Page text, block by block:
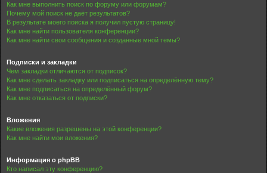
Как мне выполнить поиск по форуму или форумам?
Почему мой поиск не даёт результатов?
В результате моего поиска я получил пустую страницу!
Как мне найти пользователя конференции?
Как мне найти свои сообщения и созданные мной темы?
Подписки и закладки
Чем закладки отличаются от подписок?
Как мне сделать закладку или подписаться на определённую тему?
Как мне подписаться на определённый форум?
Как мне отказаться от подписки?
Вложения
Какие вложения разрешены на этой конференции?
Как мне найти мои вложения?
Информация о phpBB
Кто написал эту конференцию?